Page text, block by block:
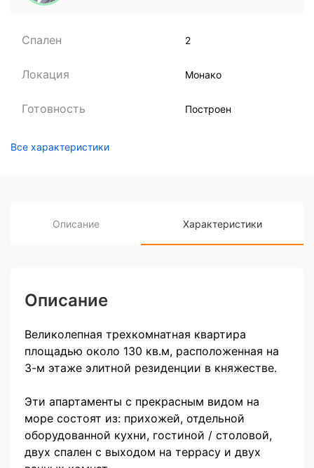
Спален 2
Локация Монако
Готовность Построен
Все характеристики
Описание Характеристики
Описание
Великолепная трехкомнатная квартира
площадью около 130 кв.м, расположенная на
3-м этаже элитной резиденции в княжестве.
Эти апартаменты с прекрасным видом на
море состоят из: прихожей, отдельной
оборудованной кухни, гостиной / столовой,
двух спален с выходом на террасу и двух